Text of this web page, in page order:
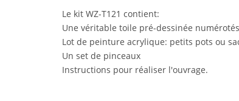
Le kit WZ-T121 contient:
Une véritable toile pré-dessinée
Lot de peinture acrylique: petits pots ou
Un set de pinceaux
Instructions pour réaliser l'ouvrage.